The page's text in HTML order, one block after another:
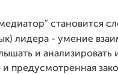
становится
лидера - умение
и
предусмотренная